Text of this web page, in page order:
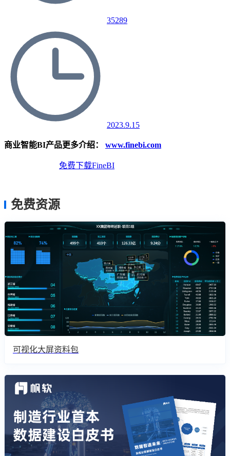
35289
2023.9.15
商业智能BI产品更多介绍： www.finebi.com
免费下载FineBI
免费资源
可视化大屏资料包